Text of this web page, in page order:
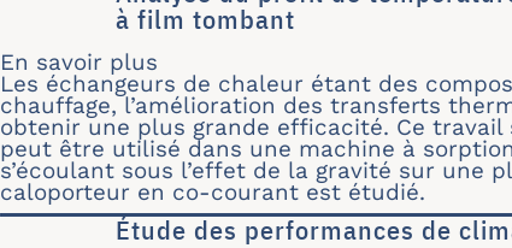
à film tombant
En savoir plus
Les échangeurs de chaleur étant des
chauffage, l’amélioration des transferts
obtenir une plus grande efficacité. Ce
peut être utilisé dans une machine à
s’écoulant sous l’effet de la gravité sur une
caloporteur en co-courant est étudié.
Étude des performances de